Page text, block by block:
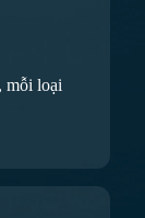
mỗi loại